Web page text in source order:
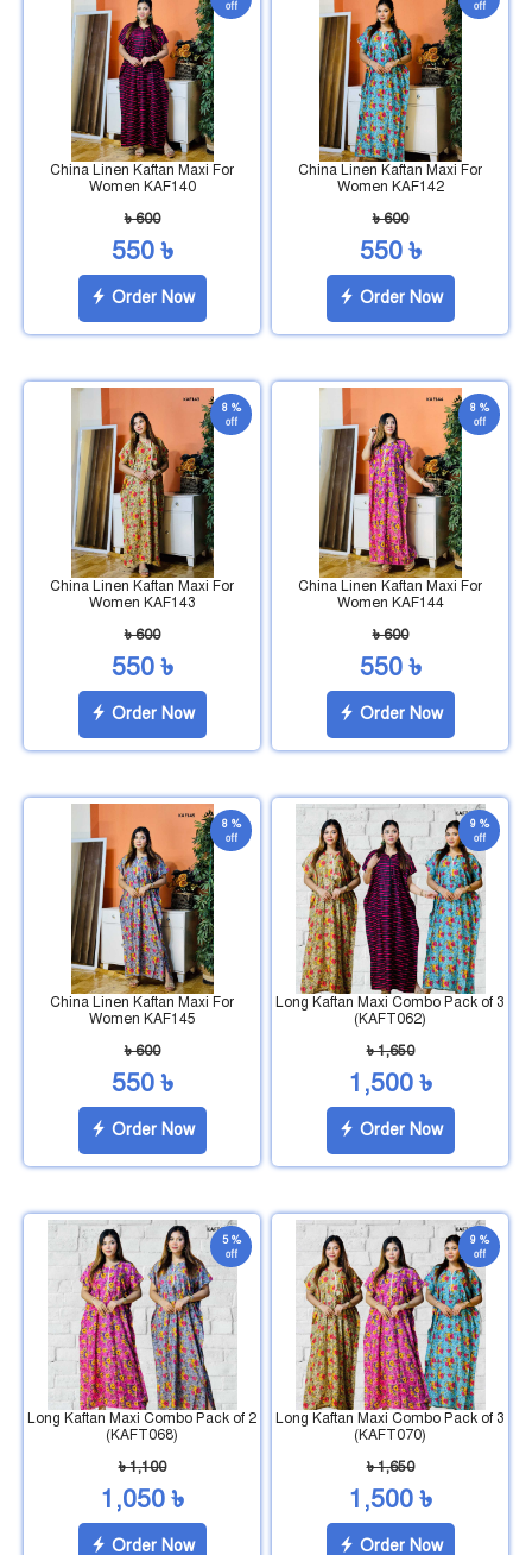
off
China Linen Kaftan Maxi For
Women KAF140
৳ 600
550 ৳
Order Now
off
China Linen Kaftan Maxi For
Women KAF142
৳ 600
550 ৳
Order Now
8 %
off
China Linen Kaftan Maxi For
Women KAF143
৳ 600
550 ৳
Order Now
8 %
off
China Linen Kaftan Maxi For
Women KAF144
৳ 600
550 ৳
Order Now
8 %
off
China Linen Kaftan Maxi For
Women KAF145
৳ 600
550 ৳
Order Now
9 %
off
Long Kaftan Maxi Combo Pack of 3
(KAFT062)
৳ 1,650
1,500 ৳
Order Now
5 %
off
Long Kaftan Maxi Combo Pack of 2
(KAFT068)
৳ 1,100
1,050 ৳
Order Now
9 %
off
Long Kaftan Maxi Combo Pack of 3
(KAFT070)
৳ 1,650
1,500 ৳
Order Now